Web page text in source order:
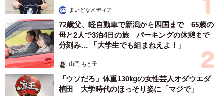
本側は、中国との関係悪化を前提とした外交・経済戦略を
練るとともに、困難な状況下でも、地方自治体や民間企業
による草の根の交流の灯を絶やさないための慎重かつ息の
長い取り組みが求められている。相互不信の時代だからこ
そ、冷静な状況分析と、感情論に流されない現実的な対応
が不可欠である。
まいどなメディア
72歳父、軽自動車で新潟から四国まで 65歳の
母と2人で3泊4日の旅 パーキングの休憩まで
分刻み… 「大学生でも組まねえよ！」
山岡 もと子
「ウソだろ」体重130kgの女性芸人オダウエダ
植田 大学時代のほっそり姿に「マジで」